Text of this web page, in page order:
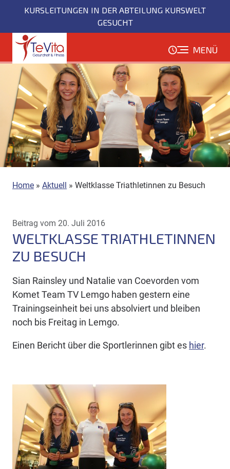
Inhalt
KURSLEITUNGEN IN DER ABTEILUNG KURSWELT
GESUCHT
MENÜ
Home » Aktuell » Weltklasse Triathletinnen zu Besuch
Beitrag vom 20. Juli 2016
WELTKLASSE TRIATHLETINNEN
ZU BESUCH
Sian Rainsley und Natalie van Coevorden vom
Komet Team TV Lemgo haben gestern eine
Trainingseinheit bei uns absolviert und bleiben
noch bis Freitag in Lemgo.
Einen Bericht über die Sportlerinnen gibt es hier.